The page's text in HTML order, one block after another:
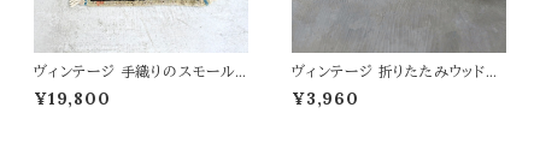
ヴィンテージ 手織りのスモールラ
グ 56×44.5
¥19,800
ヴィンテージ 折りたたみウッドス
ケール WH
¥3,960